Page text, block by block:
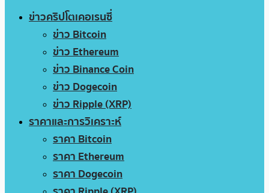
ข่าวคริปโตเคอเรนซี่
ข่าว Bitcoin
ข่าว Ethereum
ข่าว Binance Coin
ข่าว Dogecoin
ข่าว Ripple (XRP)
ราคาและการวิเคราะห์
ราคา Bitcoin
ราคา Ethereum
ราคา Dogecoin